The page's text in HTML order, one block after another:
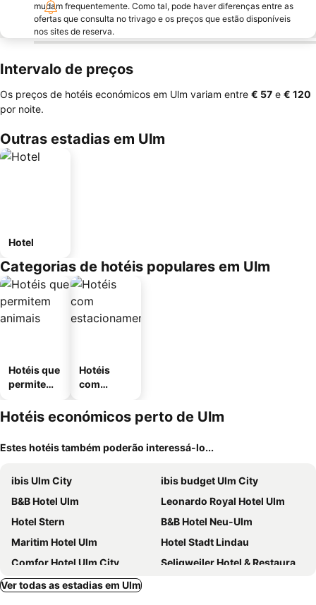
mudam frequentemente. Como tal, pode haver diferenças entre as
ofertas que consulta no trivago e os preços que estão disponíveis
nos sites de reserva.
Intervalo de preços
Os preços de hotéis económicos em Ulm variam entre ‎€ 57 e ‎€ 120
por noite.
Outras estadias em Ulm
Hotel
Categorias de hotéis populares em Ulm
Hotéis que
permitem
Hotéis
com
mento
Hotéis económicos perto de Ulm
Estes hotéis também poderão interessá-lo...
ibis Ulm City
ibis budget Ulm City
B&B Hotel Ulm
Leonardo Royal Hotel Ulm
Hotel Stern
B&B Hotel Neu-Ulm
Maritim Hotel Ulm
Hotel Stadt Lindau
Comfor Hotel Ulm City
Seligweiler Hotel & Restaurants
Best Western Plus Atrium Hotel
Ver todas as estadias em Ulm